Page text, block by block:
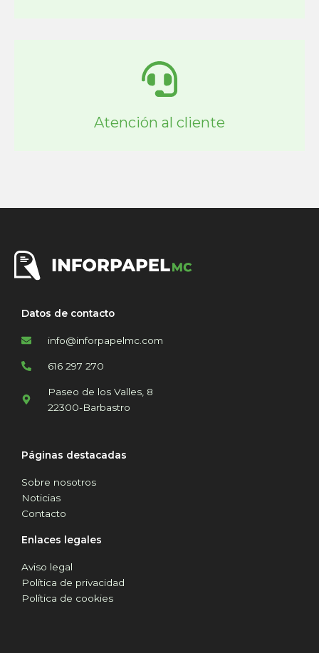
Atención al cliente
Datos de contacto
info@inforpapelmc.com
616 297 270
Paseo de los Valles, 8
22300-Barbastro
Páginas destacadas
Sobre nosotros
Noticias
Contacto
Enlaces legales
Aviso legal
Política de privacidad
Política de cookies